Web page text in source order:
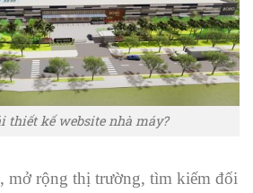
thiết kế website nhà máy?
mở rộng thị trường, tìm kiếm đối